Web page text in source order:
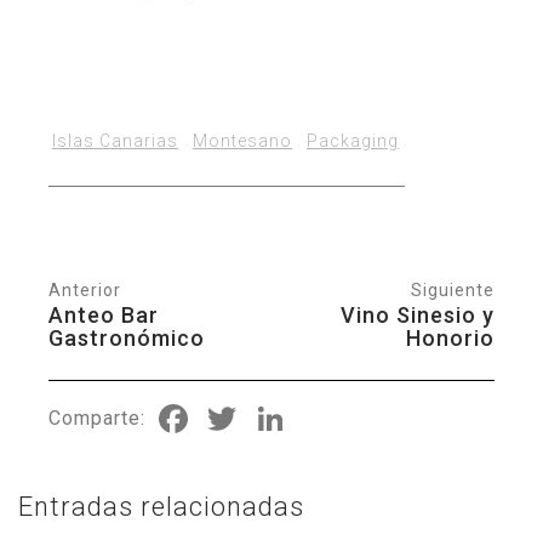
Islas Canarias Montesano Packaging
Anterior
Anteo Bar
Gastronómico
Siguiente
Vino Sinesio y
Honorio
Comparte: Facebook
Twitter
Entradas relacionadas